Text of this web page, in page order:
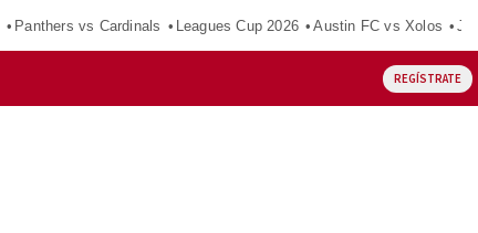
Panthers vs Cardinals Leagues Cup 2026 Austin FC vs Xolos
REGÍSTRATE